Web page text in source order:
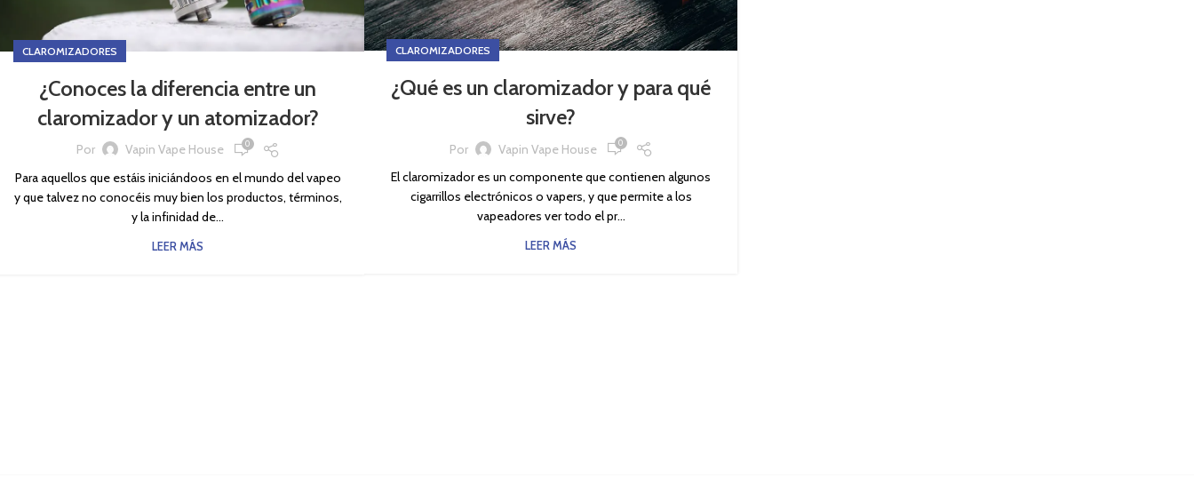
CLAROMIZADORES
¿Conoces la diferencia entre un
claromizador y un atomizador?
Por Vapin Vape House 0
Para aquellos que estáis iniciándoos en el mundo del vapeo
y que talvez no conocéis muy bien los productos, términos,
y la infinidad de...
LEER MÁS
CLAROMIZADORES
¿Qué es un claromizador y para qué
sirve?
Por Vapin Vape House 0
El claromizador es un componente que contienen algunos
cigarrillos electrónicos o vapers, y que permite a los
vapeadores ver todo el pr...
LEER MÁS